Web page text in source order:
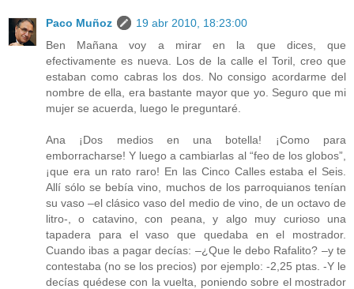
Paco Muñoz
19 abr 2010, 18:23:00
Ben Mañana voy a mirar en la que dices, que
efectivamente es nueva. Los de la calle el Toril, creo que
estaban como cabras los dos. No consigo acordarme del
nombre de ella, era bastante mayor que yo. Seguro que mi
mujer se acuerda, luego le preguntaré.
Ana ¡Dos medios en una botella! ¡Como para
emborracharse! Y luego a cambiarlas al “feo de los globos”,
¡que era un rato raro! En las Cinco Calles estaba el Seis.
Allí sólo se bebía vino, muchos de los parroquianos tenían
su vaso –el clásico vaso del medio de vino, de un octavo de
litro-, o catavino, con peana, y algo muy curioso una
tapadera para el vaso que quedaba en el mostrador.
Cuando ibas a pagar decías: –¿Que le debo Rafalito? –y te
contestaba (no se los precios) por ejemplo: -2,25 ptas. -Y le
decías quédese con la vuelta, poniendo sobre el mostrador